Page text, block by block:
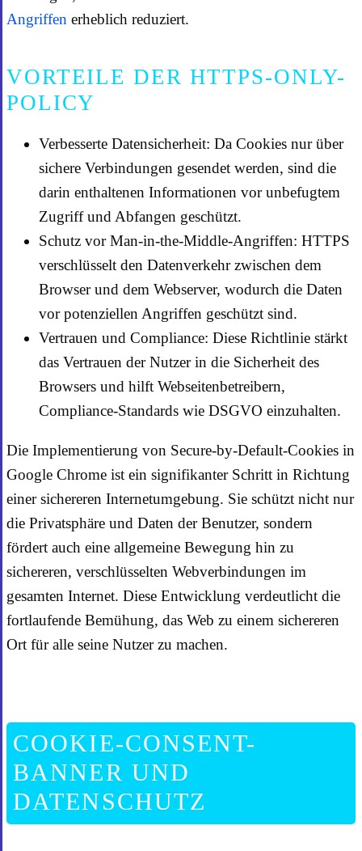
Angriffen erheblich reduziert.
VORTEILE DER HTTPS-ONLY-
POLICY
Verbesserte Datensicherheit: Da Cookies nur über
sichere Verbindungen gesendet werden, sind die
darin enthaltenen Informationen vor unbefugtem
Zugriff und Abfangen geschützt.
Schutz vor Man-in-the-Middle-Angriffen: HTTPS
verschlüsselt den Datenverkehr zwischen dem
Browser und dem Webserver, wodurch die Daten
vor potenziellen Angriffen geschützt sind.
Vertrauen und Compliance: Diese Richtlinie stärkt
das Vertrauen der Nutzer in die Sicherheit des
Browsers und hilft Webseitenbetreibern,
Compliance-Standards wie DSGVO einzuhalten.
Die Implementierung von Secure-by-Default-Cookies in
Google Chrome ist ein signifikanter Schritt in Richtung
einer sichereren Internetumgebung. Sie schützt nicht nur
die Privatsphäre und Daten der Benutzer, sondern
fördert auch eine allgemeine Bewegung hin zu
sichereren, verschlüsselten Webverbindungen im
gesamten Internet. Diese Entwicklung verdeutlicht die
fortlaufende Bemühung, das Web zu einem sichereren
Ort für alle seine Nutzer zu machen.
COOKIE-CONSENT-
BANNER UND
DATENSCHUTZ